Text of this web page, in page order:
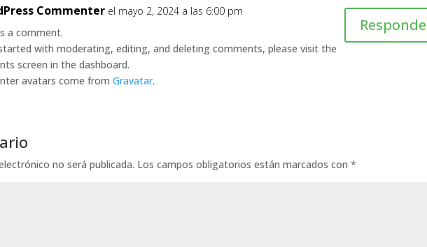
Commenter el mayo 2, 2024 a las 6:00 pm
a comment.
with moderating, editing, and deleting comments, please visit the
screen in the dashboard.
avatars come fromGravatar.
no será publicada. Los campos obligatorios están marcados con*